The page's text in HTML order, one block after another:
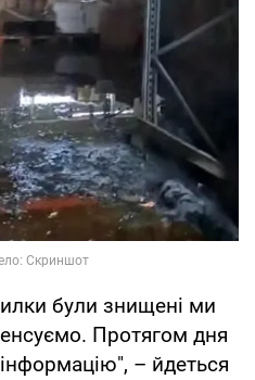
були знищені ми
Протягом дня
– йдеться